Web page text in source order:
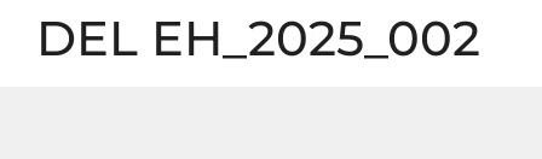
DEL EH_2025_002